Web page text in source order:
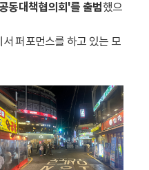
동대책협의회'를 출범했으
서 퍼포먼스를 하고 있는 모